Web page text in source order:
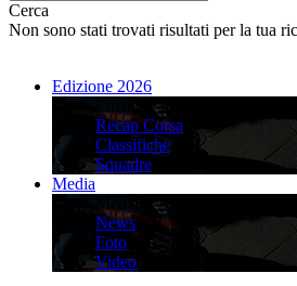
Cerca
Non sono stati trovati risultati per la tua
Edizione 2026
Edizione 2026
Recap Corsa
Classifiche
Squadre
Media
Media
News
Foto
Video